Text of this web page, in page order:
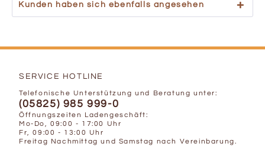
Kunden haben sich ebenfalls angesehen
SERVICE HOTLINE
Telefonische Unterstützung und Beratung unter:
(05825) 985 999-0
Öffnungszeiten Ladengeschäft:
Mo-Do, 09:00 - 17:00 Uhr
Fr, 09:00 - 13:00 Uhr
Freitag Nachmittag und Samstag nach Vereinbarung.